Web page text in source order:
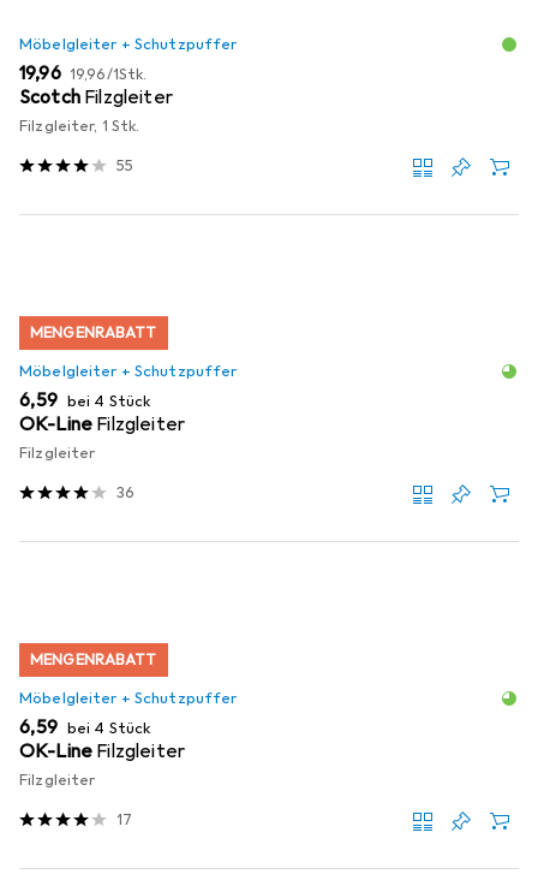
Möbelgleiter + Schutzpuffer
EUR
19,96 EUR
19,96/1Stk.
Scotch Filzgleiter
Filzgleiter, 1 Stk.
55
MENGENRABATT
Möbelgleiter + Schutzpuffer
EUR
6,59 bei 4 Stück
OK-Line Filzgleiter
Filzgleiter
36
MENGENRABATT
Möbelgleiter + Schutzpuffer
EUR
6,59 bei 4 Stück
OK-Line Filzgleiter
Filzgleiter
17